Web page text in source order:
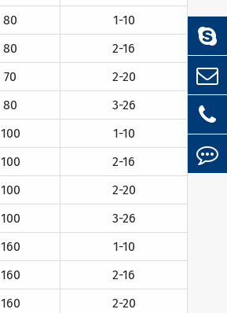
80
1-10
80
2-16
70
2-20
80
3-26
100
1-10
100
2-16
100
2-20
100
3-26
160
1-10
160
2-16
160
2-20